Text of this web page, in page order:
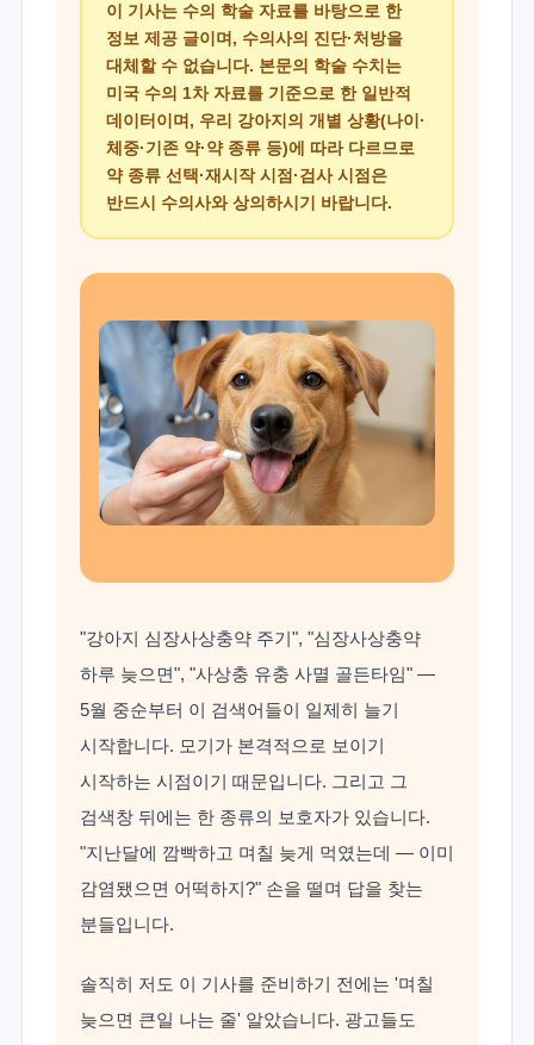
이 기사는 수의 학술 자료를 바탕으로 한
정보 제공 글이며, 수의사의 진단·처방을
대체할 수 없습니다. 본문의 학술 수치는
미국 수의 1차 자료를 기준으로 한 일반적
데이터이며, 우리 강아지의 개별 상황(나이·
체중·기존 약·약 종류 등)에 따라 다르므로
약 종류 선택·재시작 시점·검사 시점은
반드시 수의사와 상의하시기 바랍니다.
"강아지 심장사상충약 주기", "심장사상충약
하루 늦으면", "사상충 유충 사멸 골든타임" —
5월 중순부터 이 검색어들이 일제히 늘기
시작합니다. 모기가 본격적으로 보이기
시작하는 시점이기 때문입니다. 그리고 그
검색창 뒤에는 한 종류의 보호자가 있습니다.
"지난달에 깜빡하고 며칠 늦게 먹였는데 — 이미
감염됐으면 어떡하지?" 손을 떨며 답을 찾는
분들입니다.
솔직히 저도 이 기사를 준비하기 전에는 '며칠
늦으면 큰일 나는 줄' 알았습니다. 광고들도